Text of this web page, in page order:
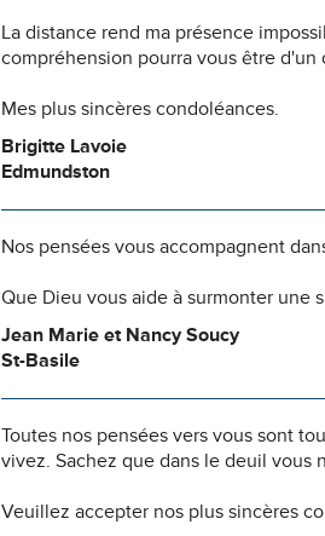
La distance rend ma présence
compréhension pourra vous être d'un
Mes plus sincères condoléances.
Brigitte Lavoie
Edmundston
Nos pensées vous accompagnent
Que Dieu vous aide à surmonter une
Jean Marie et Nancy Soucy
St-Basile
Toutes nos pensées vers vous sont
vivez. Sachez que dans le deuil vous
Veuillez accepter nos plus sincères